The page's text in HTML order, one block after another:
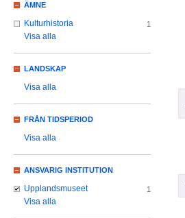
ÄMNE
Kulturhistoria 1
Visa alla
LANDSKAP
Visa alla
FRÅN TIDSPERIOD
Visa alla
ANSVARIG INSTITUTION
Upplandsmuseet 1
Visa alla